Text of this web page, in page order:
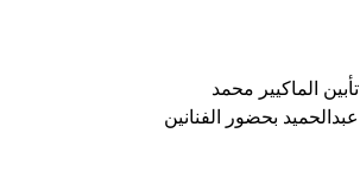
تأبين الماكيير محمد
عبدالحميد بحضور الفنانين